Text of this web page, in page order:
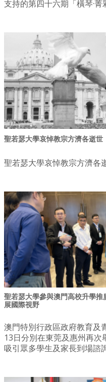
支持的第四十六期「橫琴·菁
聖若瑟大學哀悼教宗方濟各逝世
聖若瑟大學哀悼教宗方濟各
聖若瑟大學參與澳門高校升學
展國際視野
澳門特別行政區政府教育及
13日分別在東莞及惠州再次
吸引眾多學生及家長到場諮詢